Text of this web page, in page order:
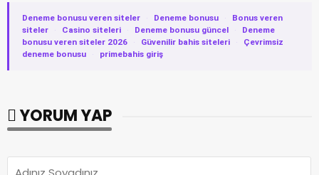
Deneme bonusu veren siteler · Deneme bonusu ·
Bonus veren
siteler
· Casino siteleri · Deneme bonusu güncel ·
Deneme
bonusu veren siteler 2026
· Güvenilir bahis siteleri ·
Çevrimsiz
deneme bonusu
· primebahis giriş
YORUM YAP